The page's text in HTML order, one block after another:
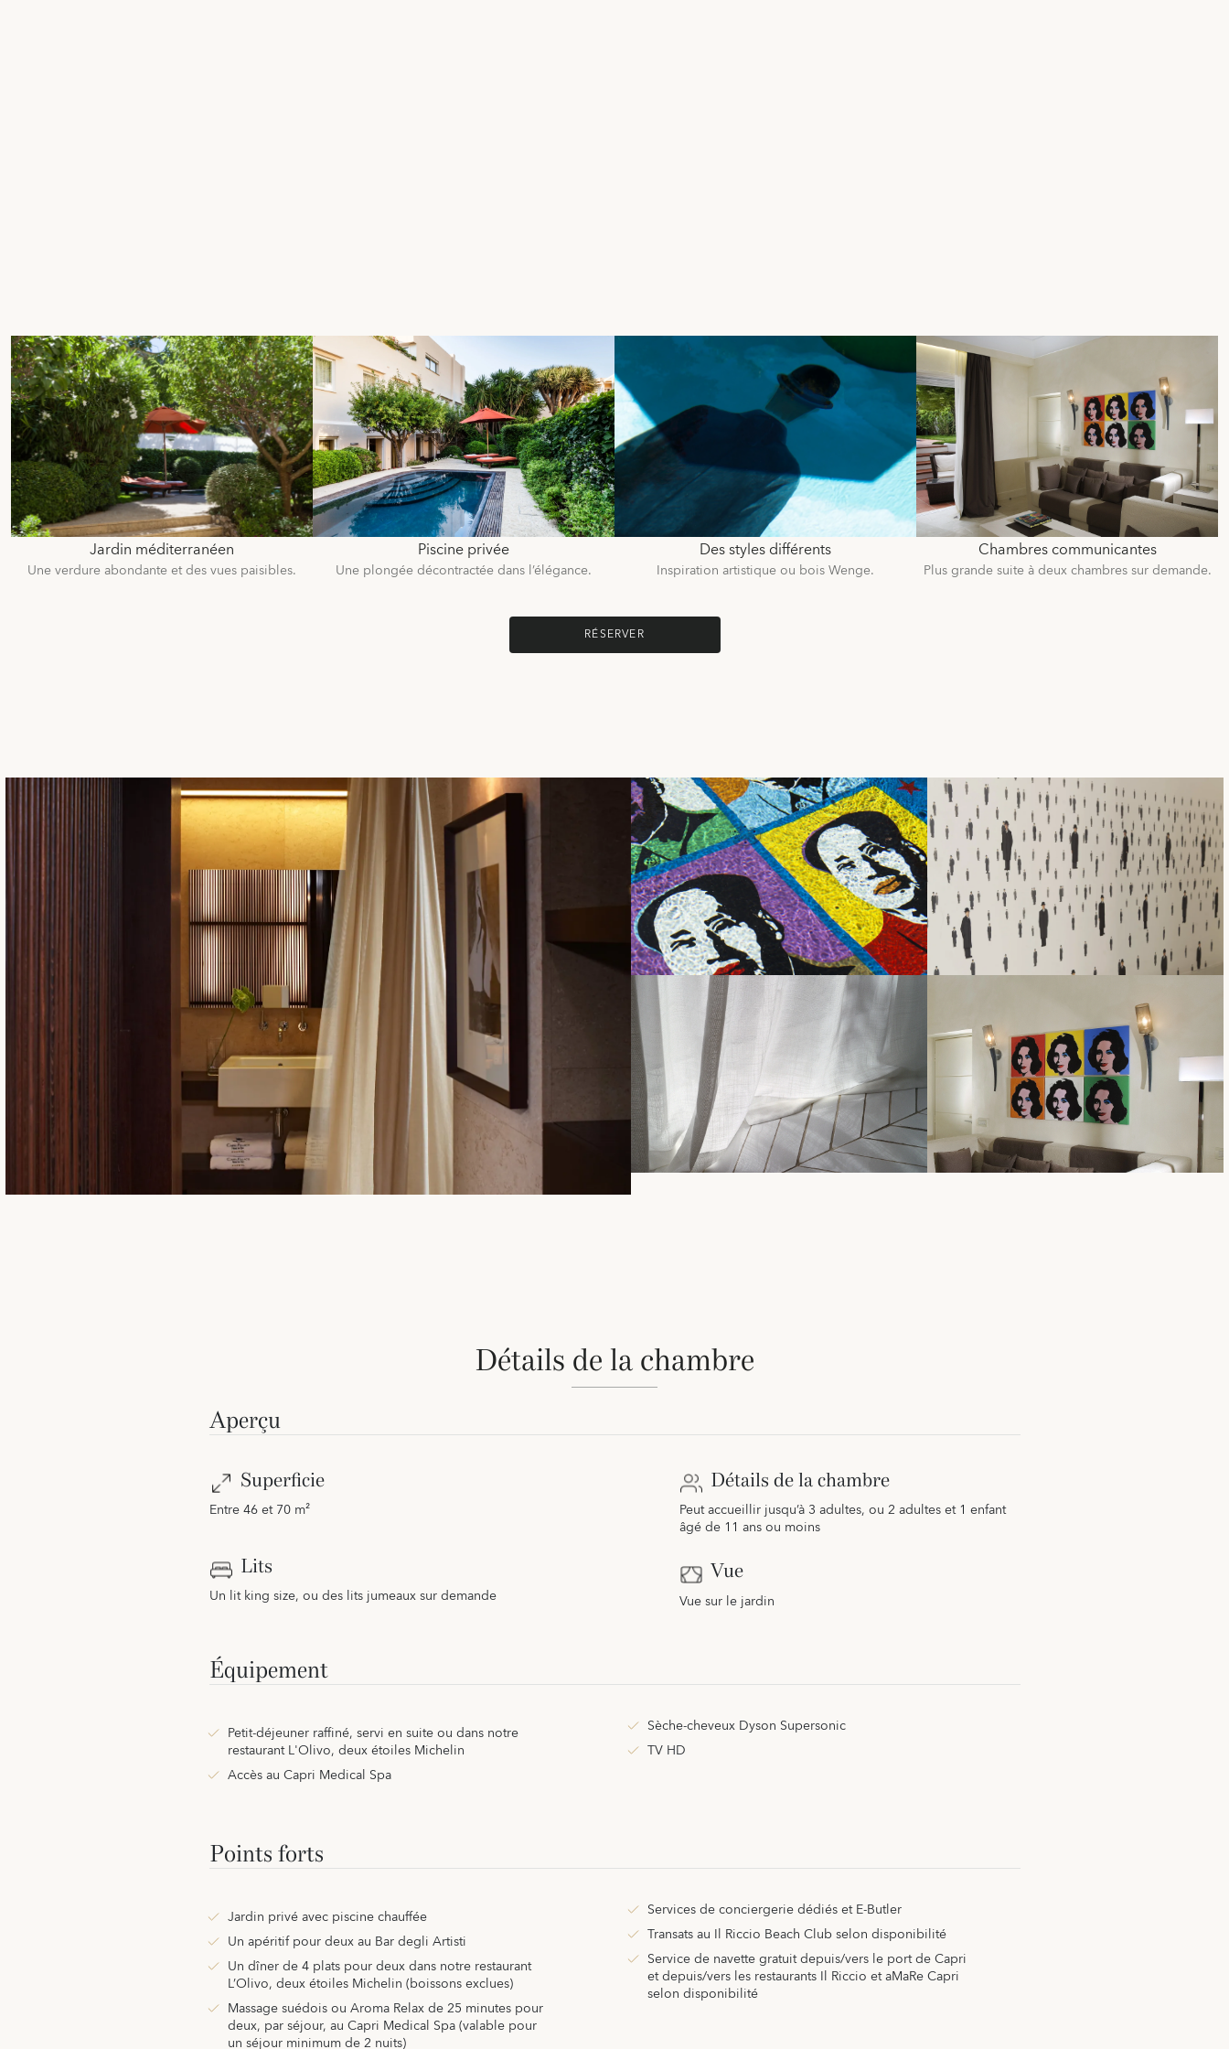
Jardin méditerranéen
Une verdure abondante et des vues paisibles.
Piscine privée
Une plongée décontractée dans l’élégance.
Des styles différents
Inspiration artistique ou bois Wenge.
Chambres communicantes
Plus grande suite à deux chambres sur demande.
RÉSERVER
Détails de la chambre
Aperçu
Superficie
Entre 46 et 70 m²
Lits
Un lit king size, ou des lits jumeaux sur demande
Détails de la chambre
Peut accueillir jusqu’à 3 adultes, ou 2 adultes et 1 enfant
âgé de 11 ans ou moins
Vue
Vue sur le jardin
Équipement
Petit-déjeuner raffiné, servi en suite ou dans notre
restaurant L'Olivo, deux étoiles Michelin
Accès au Capri Medical Spa
Sèche-cheveux Dyson Supersonic
TV HD
Points forts
Jardin privé avec piscine chauffée
Un apéritif pour deux au Bar degli Artisti
Un dîner de 4 plats pour deux dans notre restaurant
L’Olivo, deux étoiles Michelin (boissons exclues)
Massage suédois ou Aroma Relax de 25 minutes pour
deux, par séjour, au Capri Medical Spa (valable pour
un séjour minimum de 2 nuits)
Services de conciergerie dédiés et E-Butler
Transats au Il Riccio Beach Club selon disponibilité
Service de navette gratuit depuis/vers le port de Capri
et depuis/vers les restaurants Il Riccio et aMaRe Capri
selon disponibilité